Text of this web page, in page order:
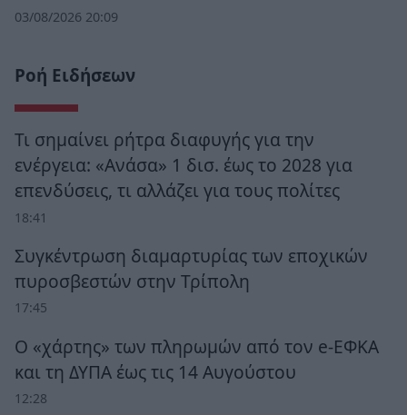
03/08/2026 20:09
Ροή Ειδήσεων
Τι σημαίνει ρήτρα διαφυγής για την
ενέργεια: «Ανάσα» 1 δισ. έως το 2028 για
επενδύσεις, τι αλλάζει για τους πολίτες
18:41
Συγκέντρωση διαμαρτυρίας των εποχικών
πυροσβεστών στην Τρίπολη
17:45
Ο «χάρτης» των πληρωμών από τον e-ΕΦΚΑ
και τη ΔΥΠΑ έως τις 14 Αυγούστου
12:28